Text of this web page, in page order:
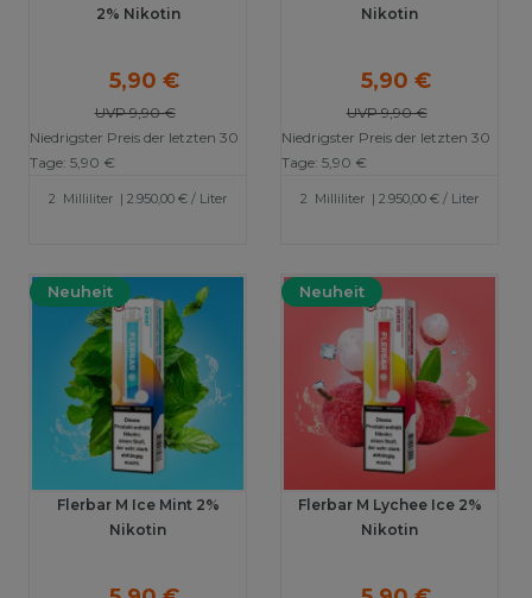
2% Nikotin
UVP 9,90 €
5,90 €
Niedrigster Preis der letzten 30
Tage: 5,90 €
2 Milliliter | 2.950,00 € / Liter
Nikotin
UVP 9,90 €
5,90 €
Niedrigster Preis der letzten 30
Tage: 5,90 €
2 Milliliter | 2.950,00 € / Liter
Neuheit
Flerbar M Ice Mint 2%
Nikotin
Neuheit
Flerbar M Lychee Ice 2%
Nikotin